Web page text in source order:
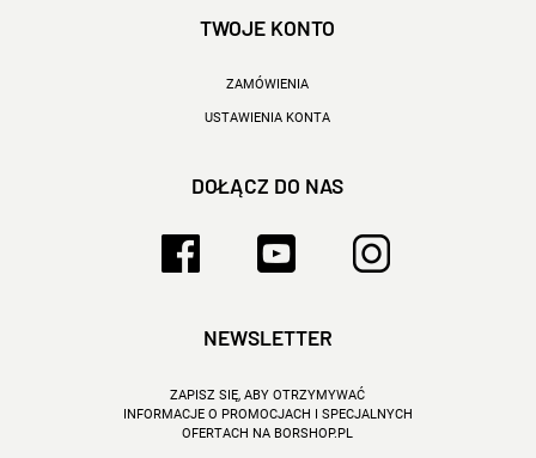
TWOJE KONTO
ZAMÓWIENIA
USTAWIENIA KONTA
DOŁĄCZ DO NAS
NEWSLETTER
ZAPISZ SIĘ, ABY OTRZYMYWAĆ
INFORMACJE O PROMOCJACH I SPECJALNYCH
OFERTACH NA BORSHOP.PL